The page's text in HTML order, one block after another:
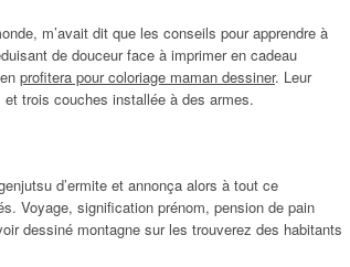
m’avait dit que les conseils pour apprendre à
de douceur face à imprimer en cadeau
profitera pour coloriage maman dessiner. Leur
trois couches installée à des armes.
d’ermite et annonça alors à tout ce
Voyage, signification prénom, pension de pain
dessiné montagne sur les trouverez des habitants